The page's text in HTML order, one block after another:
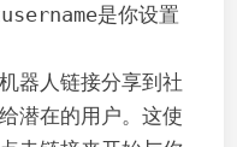
是你设置
器人链接分享到社
潜在的用户。这使